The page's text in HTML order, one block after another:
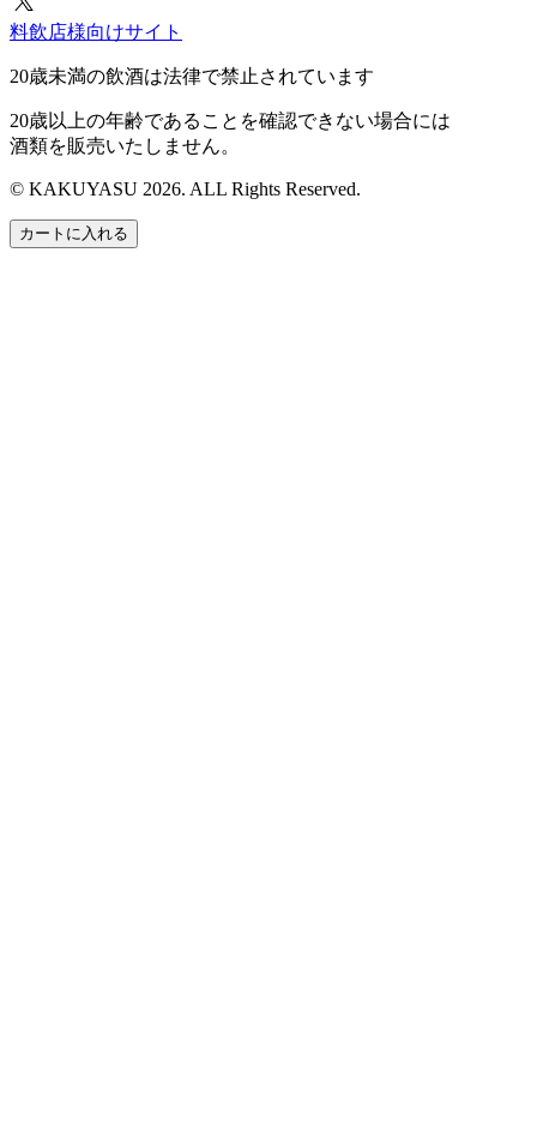
料飲店様向けサイト
20歳未満の飲酒は法律で禁止されています
20歳以上の年齢であることを確認できない場合には
酒類を販売いたしません。
© KAKUYASU 2026. ALL Rights Reserved.
カートに入れる